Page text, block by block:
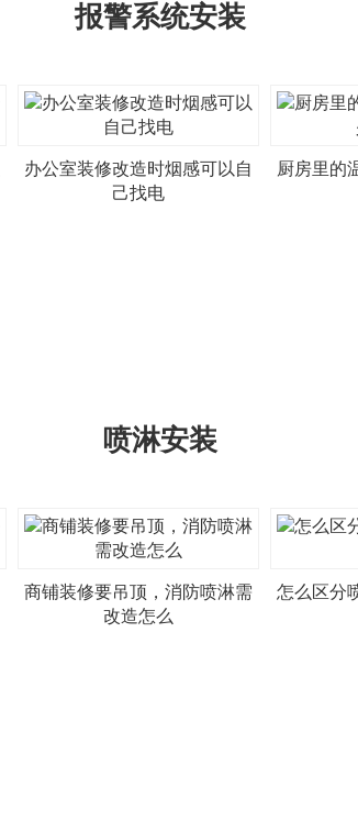
报警系统安装
办公室装修改造时烟感可以自
己找电
厨房里的
喷淋安装
商铺装修要吊顶，消防喷淋需
改造怎么
怎么区分